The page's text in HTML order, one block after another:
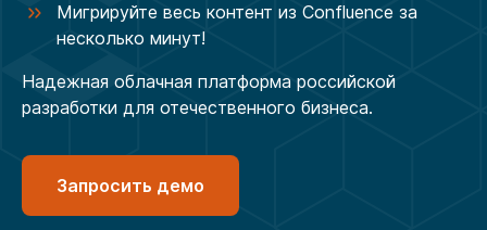
Мигрируйте весь контент из Confluence за
несколько минут!
Надежная облачная платформа российской
разработки для отечественного бизнеса.
Запросить демо